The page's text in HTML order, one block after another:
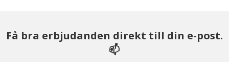
Få bra erbjudanden direkt till din e-post.
📫